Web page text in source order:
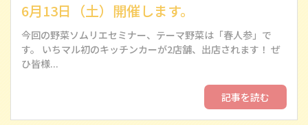
6月13日（土）開催します。
今回の野菜ソムリエセミナー、テーマ野菜は「春人参」で
す。 いちマル初のキッチンカーが2店舗、出店されます！ ぜ
ひ皆様...
記事を読む